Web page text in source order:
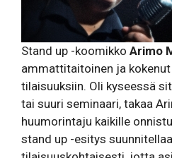
Stand up -koomikko Arimo
ammattitaitoinen ja
tilaisuuksiin. Oli kyseessä
tai suuri seminaari, takaa
huumorintaju kaikille
stand up -esitys